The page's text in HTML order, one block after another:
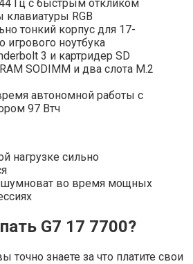
Гц с быстрым откликом
RGB
тонкий корпус для 17-
ноутбука
3 и картридер SD
SODIMM и два слота M.2
автономной работы с
97 Втч
нагрузке сильно
во время мощных
G7 17 7700?
точно знаете за что платите свои